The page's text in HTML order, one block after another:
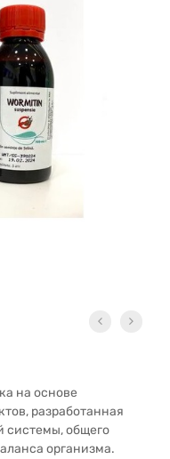
на основе
разработанная
системы, общего
организма.